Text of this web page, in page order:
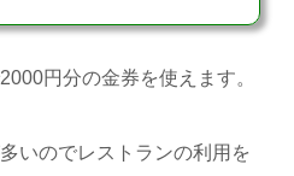
円分の金券を使えます。
いのでレストランの利用を